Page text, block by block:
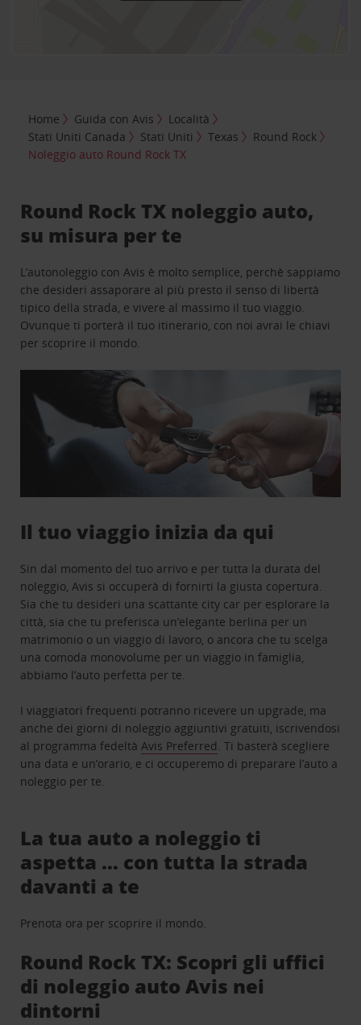
Home Guida con Avis
Località
Stati Uniti Canada
Stati Uniti Texas
Round Rock
Noleggio auto Round Rock TX
Round Rock TX noleggio auto,
su misura per te
L’autonoleggio con Avis è molto semplice, perchè sappiamo
che desideri assaporare al più presto il senso di libertà
tipico della strada, e vivere al massimo il tuo viaggio.
Ovunque ti porterà il tuo itinerario, con noi avrai le chiavi
per scoprire il mondo.
Il tuo viaggio inizia da qui
Sin dal momento del tuo arrivo e per tutta la durata del
noleggio, Avis si occuperà di fornirti la giusta copertura.
Sia che tu desideri una scattante city car per esplorare la
città, sia che tu preferisca un’elegante berlina per un
matrimonio o un viaggio di lavoro, o ancora che tu scelga
una comoda monovolume per un viaggio in famiglia,
abbiamo l’auto perfetta per te.
I viaggiatori frequenti potranno ricevere un upgrade, ma
anche dei giorni di noleggio aggiuntivi gratuiti, iscrivendosi
al programma fedeltàAvis Preferred. Ti basterà scegliere
una data e un’orario, e ci occuperemo di preparare l’auto a
noleggio per te.
La tua auto a noleggio ti
aspetta … con tutta la strada
davanti a te
Prenota ora per scoprire il mondo.
Round Rock TX: Scopri gli uffici
di noleggio auto Avis nei
dintorni